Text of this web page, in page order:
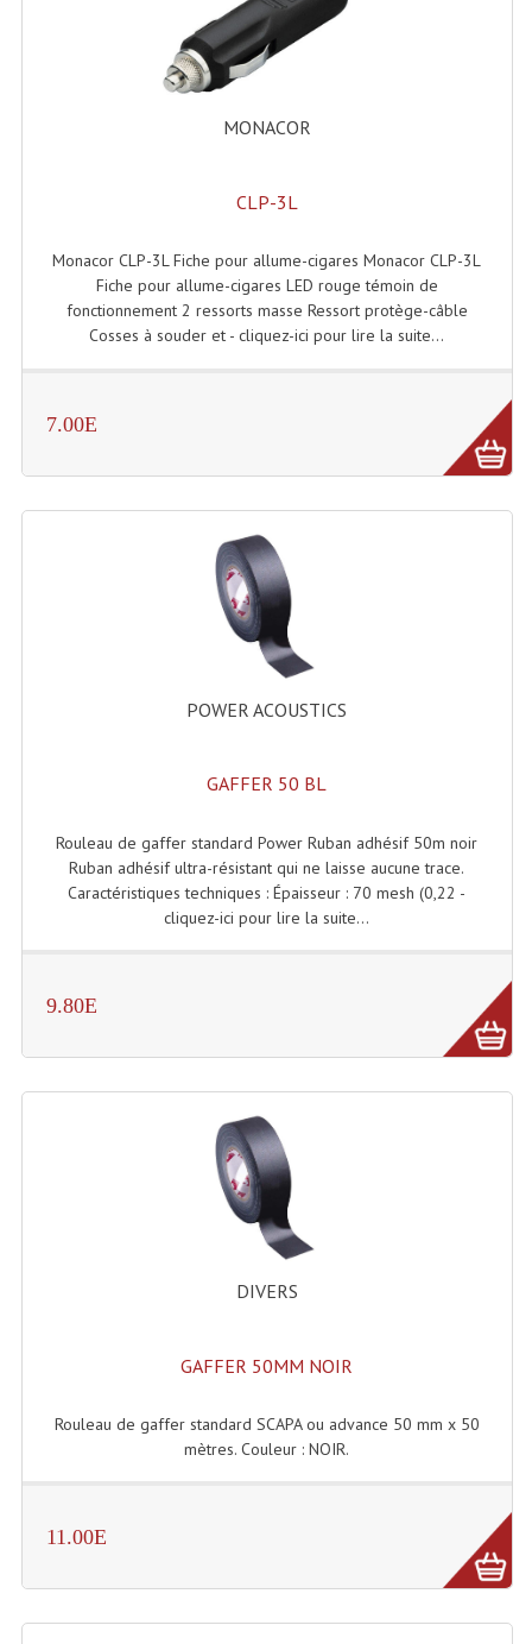
Egaliseur Egaliseurs
Enceintes Et Caissons Basses
Enceintes, Système Amplifiés
Enceintes Passives Sono
Retours De Scène
Enceintes Autonomes Portables Amplifiées
Enceintes Hifi
Enceintes Monitoring
Haut Parleurs Sono
Filtres Passifs
Haut-Parleurs Amplis Guitare
Lecteurs Cd À Plats
Lecteurs Cd À Plats Lecteur MP3
Lecteurs Double Cd Mixage Intégrée
Lecteurs Double Cd MP3
Minidisc
Digital Package Et Logiciel
Limiteur De Niveau Sonore
MONACOR
CLP-3L
Monacor CLP-3L Fiche pour allume-cigares Monacor CLP-3L
Fiche pour allume-cigares LED rouge témoin de
fonctionnement 2 ressorts masse Ressort protège-câble
Cosses à souder et - cliquez-ici pour lire la suite...
7.00E
POWER ACOUSTICS
GAFFER 50 BL
Rouleau de gaffer standard Power Ruban adhésif 50m noir
Ruban adhésif ultra-résistant qui ne laisse aucune trace.
Caractéristiques techniques : Épaisseur : 70 mesh (0,22 -
cliquez-ici pour lire la suite...
9.80E
DIVERS
GAFFER 50MM NOIR
Rouleau de gaffer standard SCAPA ou advance 50 mm x 50
mètres. Couleur : NOIR.
11.00E